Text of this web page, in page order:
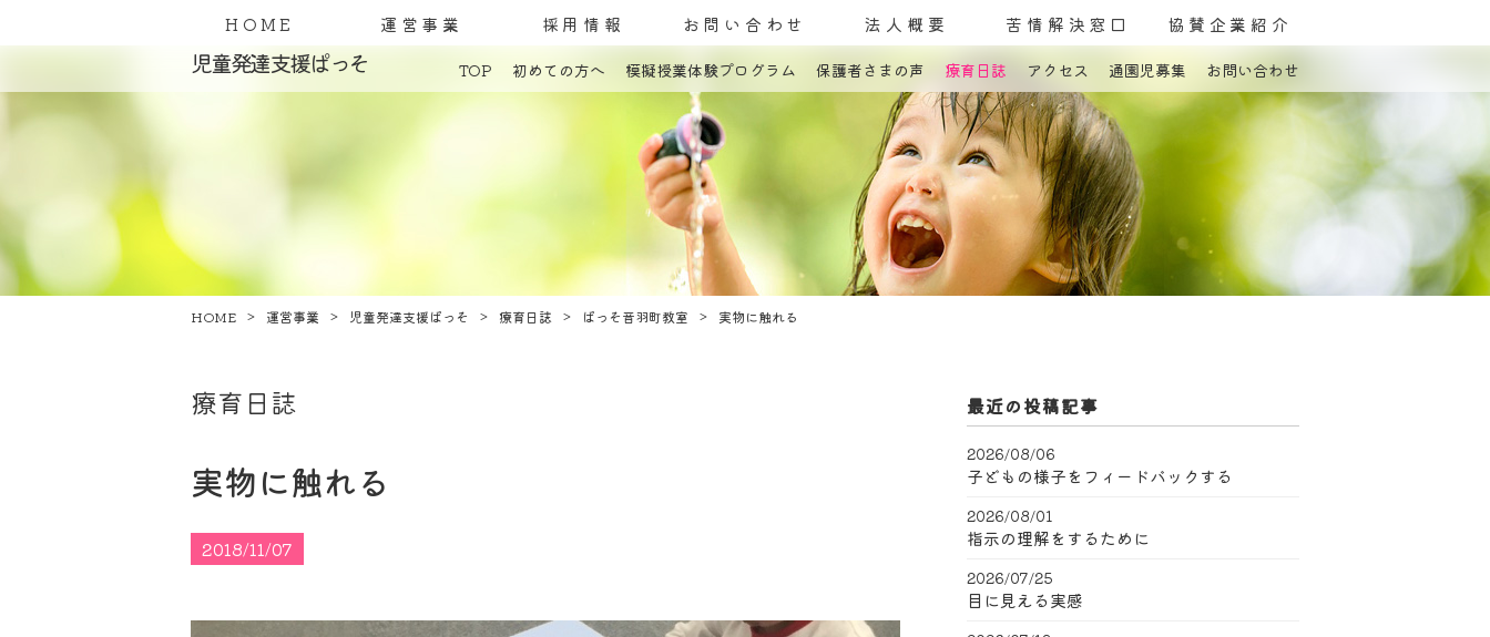
HOME 運営事業 採用情報 お問い合わせ 法人概要 苦情解決窓口 協賛企業紹介
児童発達支援ぱっそ TOP 初めての方へ 模擬授業体験プログラム 保護者さまの声 療育日誌 アクセス 通園児募集 お問い合わせ
よくある質問
お問い合わせ
HOME 運営事業 児童発達支援ぱっそ 療育日誌 ぱっそ音羽町教室 実物に触れる
療育日誌
実物に触れる
2018/11/07
最近の投稿記事
2026/08/06
子どもの様子をフィードバックする
2026/08/01
指示の理解をするために
2026/07/25
目に見える実感